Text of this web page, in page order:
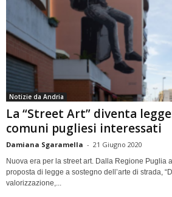
Notizie da Andria
La “Street Art” diventa
comuni pugliesi interessati
Damiana Sgaramella - 21 Giugno 2020
Nuova era per la street art. Dalla Regione Puglia
proposta di legge a sostegno dell’arte di strada,
valorizzazione,...